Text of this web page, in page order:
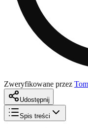
Zweryfikowane przez
Udostępnij
Spis treści